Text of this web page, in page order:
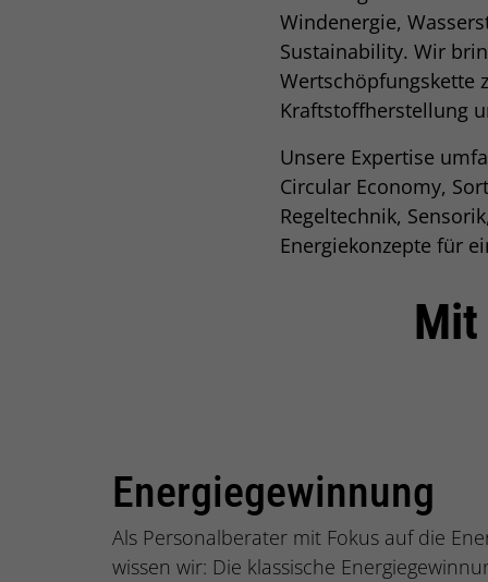
Windenergie,
Sustainability. Wir
Wertschöpfungskette
Kraftstoffherstellung
Unsere Expertise
Circular Economy,
Regeltechnik,
Energiekonzepte für
Mit
Energiegewinnung
Als Personalberater mit Fokus auf die
wissen wir: Die klassische